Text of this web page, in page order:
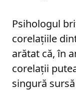
Psihologul
corelațiile
arătat că, în
corelații
singură